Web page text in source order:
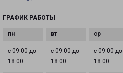
ГРАФИК РАБОТЫ
с 09:00 до
18:00
с 09:00 до
18:00
с 09:00 до
18:00